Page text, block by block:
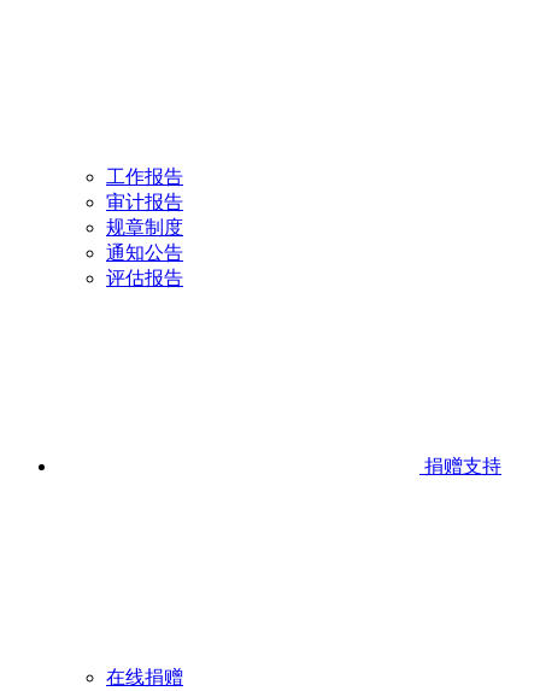
工作报告
审计报告
规章制度
通知公告
评估报告
捐赠支持
在线捐赠